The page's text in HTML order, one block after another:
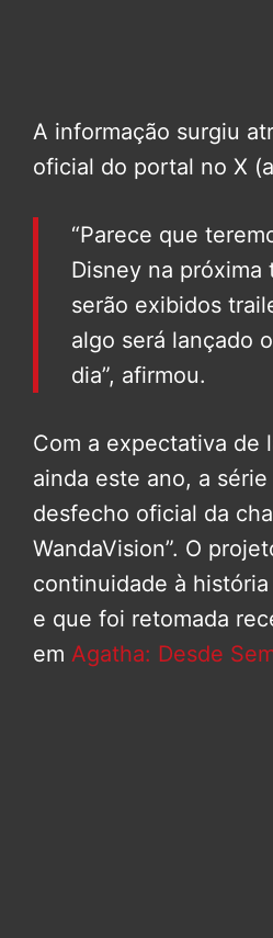
A informação surgiu
oficial do portal no X
“Parece que
Disney na
serão exibidos
algo será lançado
dia”, afirmou.
Com a expectativa de
ainda este ano, a série
desfecho oficial da
WandaVision”. O
continuidade à
e que foi retomada
em Agatha: Desde